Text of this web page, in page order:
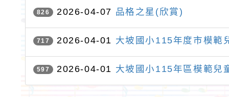
826 2026-04-07 品格之星(欣賞)
717 2026-04-01 大坡國小115年度市模範
597 2026-04-01 大坡國小115年區模範兒